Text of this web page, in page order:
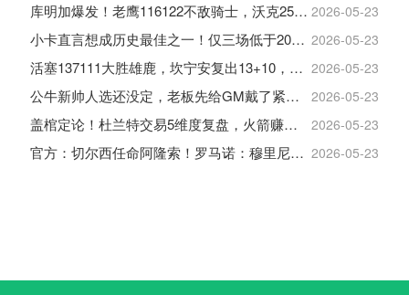
库明加爆发！老鹰116122不敌骑士，沃克25+4+2+2，约翰逊12+11+6 2026-05-23
小卡直言想成历史最佳之一！仅三场低于20+入巅峰保底最佳三阵 2026-05-23
活塞137111大胜雄鹿，坎宁安复出13+10，杜伦21分9板 2026-05-23
公牛新帅人选还没定，老板先给GM戴了紧箍咒 2026-05-23
盖棺定论！杜兰特交易5维度复盘，火箭赚大了，太阳只赢在未来 2026-05-23
官方：切尔西任命阿隆索！罗马诺：穆里尼奥对重返皇马感到激动！ 2026-05-23